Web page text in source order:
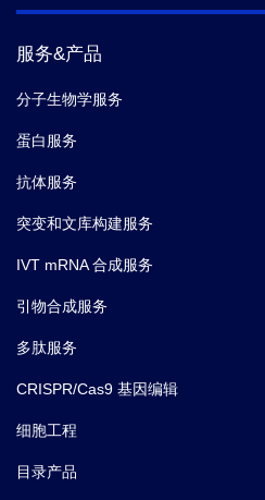
服务&产品
分子生物学服务
蛋白服务
抗体服务
突变和文库构建服务
IVT mRNA 合成服务
引物合成服务
多肽服务
CRISPR/Cas9 基因编辑
细胞工程
目录产品